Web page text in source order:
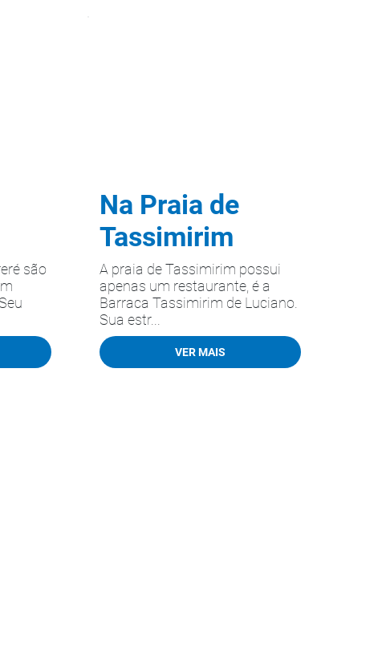
são
A praia de Tassimirim possui
apenas um restaurante, é a
Barraca Tassimirim de Luciano.
Sua estr...
Na Praia de
Tassimirim
VER MAIS